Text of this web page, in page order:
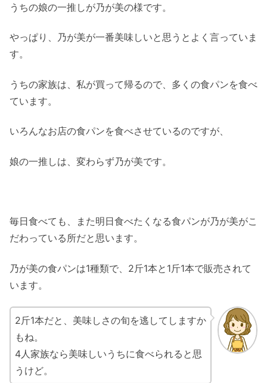
うちの娘の一推しが乃が美の様です。
やっぱり、乃が美が一番美味しいと思うとよく言っていま
す。
うちの家族は、私が買って帰るので、多くの食パンを食べ
ています。
いろんなお店の食パンを食べさせているのですが、
娘の一推しは、変わらず乃が美です。
毎日食べても、また明日食べたくなる食パンが乃が美がこ
だわっている所だと思います。
乃が美の食パンは1種類で、2斤1本と1斤1本で販売されて
います。
2斤1本だと、美味しさの旬を逃してしますか
もね。
4人家族なら美味しいうちに食べられると思
うけど。